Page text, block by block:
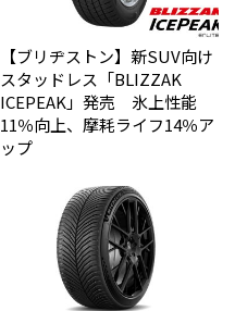
【ブリヂストン】新SUV向け
スタッドレス「BLIZZAK
ICEPEAK」発売 氷上性能
11％向上、摩耗ライフ14％ア
ップ